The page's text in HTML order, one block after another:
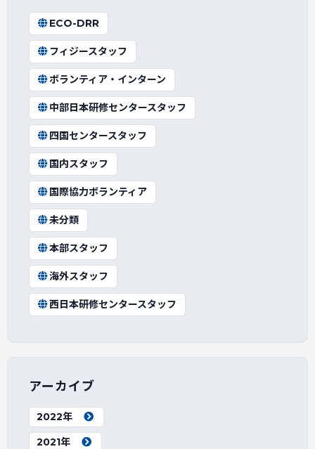
ECO-DRR
フィジースタッフ
ボランティア・インターン
中部日本研修センタースタッフ
四国センタースタッフ
国内スタッフ
国際協力ボランティア
未分類
本部スタッフ
海外スタッフ
西日本研修センタースタッフ
アーカイブ
2022年
2021年